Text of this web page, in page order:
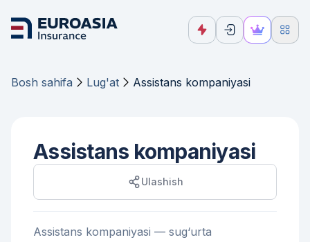
Bosh sahifa Lug'at Assistans kompaniyasi
Assistans kompaniyasi
Ulashish
Assistans kompaniyasi — sug‘urta